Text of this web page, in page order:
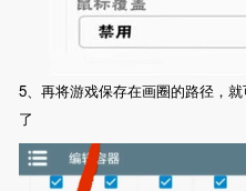
5、再将游戏保存在画圈的路径，
了